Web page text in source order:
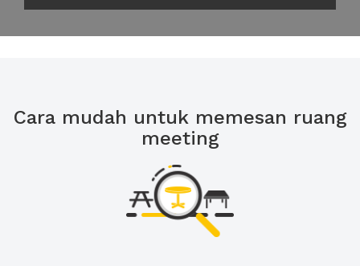
Cara mudah untuk memesan ruang
meeting